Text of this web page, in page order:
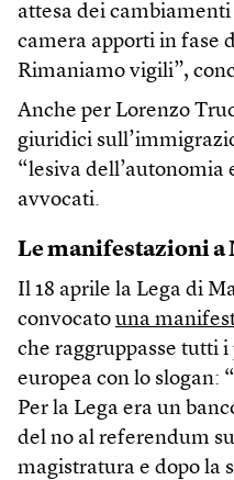
attesa dei
camera apporti in fase
Rimaniamo vigili”,
Anche per Lorenzo
giuridici
“lesiva dell’autonomia
avvocati.
Le manifestazioni a
Il 18 aprile la Lega di
convocato una
che raggruppasse tutti
europea con lo slogan:
Per la Lega era un
del no al referendum
magistratura e dopo la